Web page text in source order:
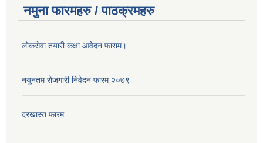
नमुना फारमहरु / पाठक्रमहरु
लोकसेवा तयारी कक्षा आवेदन फाराम।
नयूनतम रोजगारी निवेदन फारम २०७९
दरखास्त फारम